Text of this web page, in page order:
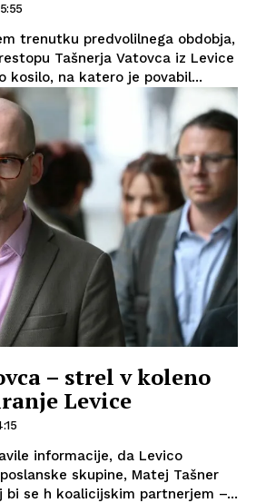
trenutku predvolilnega obdobja,
Tašnerja Vatovca iz Levice
kosilo, na katero je povabil...
– strel v koleno
Levice
informacije, da Levico
skupine, Matej Tašner
bi se h koalicijskim partnerjem –...